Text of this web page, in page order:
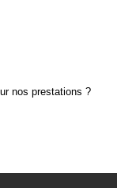
nos prestations ?